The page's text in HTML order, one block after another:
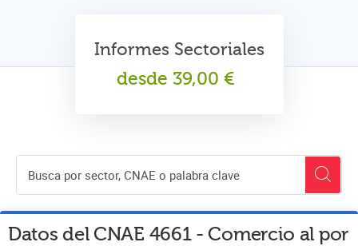
Informes Sectoriales
desde 39,00 €
Datos del CNAE 4661-Comercio al por